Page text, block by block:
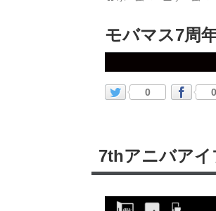
モバマス7周
0 0
7thアニバアイ